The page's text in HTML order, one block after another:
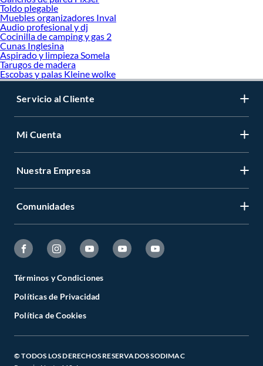
Toldo plegable
Muebles organizadores Inval
Audio profesional y dj
Cocinilla de camping y gas 2
Cunas Inglesina
Aspirado y limpieza Somela
Tarugos de madera
Escobas y palas Kleine wolke
Servicio al Cliente
Mi Cuenta
Nuestra Empresa
Comunidades
Términos y Condiciones
Políticas de Privacidad
Política de Cookies
© TODOS LOS DERECHOS RESERVADOS SODIMAC